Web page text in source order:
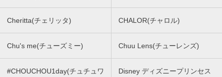
Cheritta(チェリッタ) CHALOR(チャロル)
Chu's me(チューズミー) Chuu Lens(チューレンズ)
#CHOUCHOU1day(チュチュワ
Disney ディズニープリンセス